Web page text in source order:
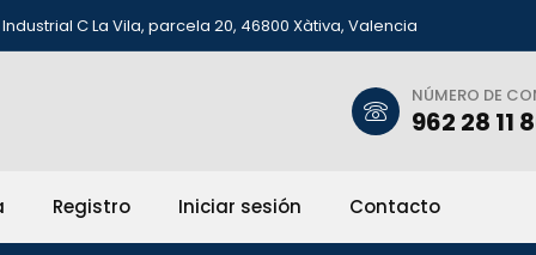
C La Vila, parcela 20, 46800 Xàtiva, Valencia
NÚMERO DE
962 28 11
Registro Iniciar sesión Contacto